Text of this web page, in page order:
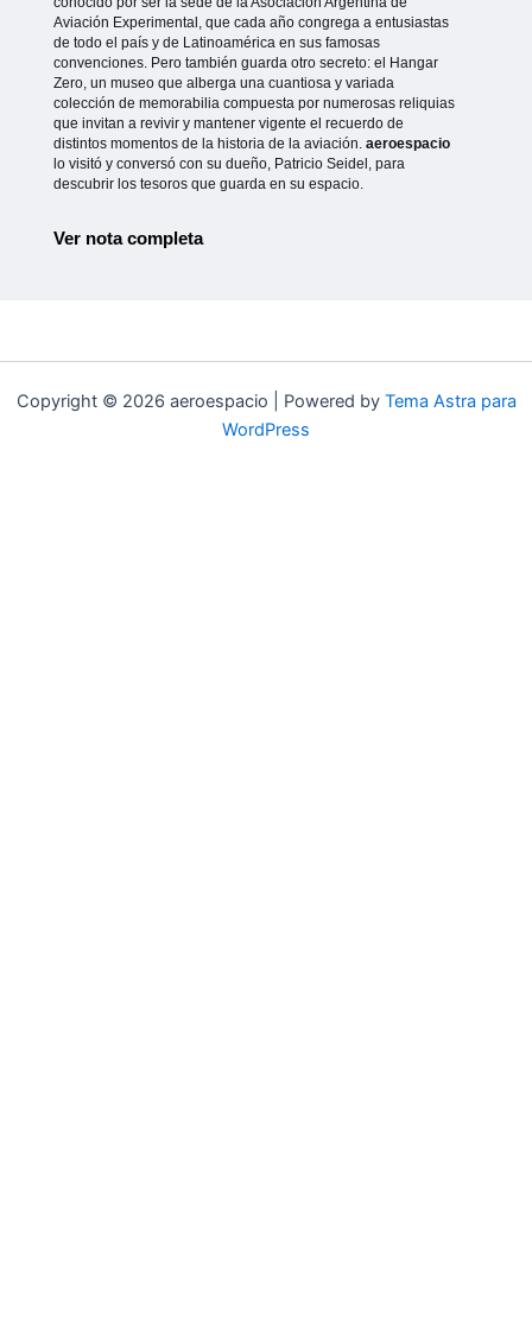
Aviación Experimental, que cada año congrega a entusiastas
de todo el país y de Latinoamérica en sus famosas
convenciones. Pero también guarda otro secreto: el Hangar
Zero, un museo que alberga una cuantiosa y variada
colección de memorabilia compuesta por numerosas reliquias
que invitan a revivir y mantener vigente el recuerdo de
distintos momentos de la historia de la aviación. aeroespacio
lo visitó y conversó con su dueño, Patricio Seidel, para
descubrir los tesoros que guarda en su espacio.
Ver nota completa
Copyright © 2026 aeroespacio | Powered by Tema Astra para
WordPress